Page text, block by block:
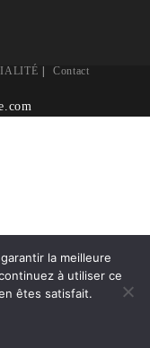
Contact
la meilleure
à utiliser ce
êtes satisfait.